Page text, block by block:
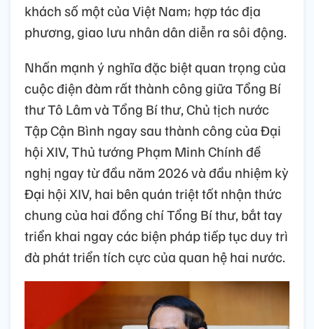
khách số một của Việt Nam; hợp tác địa
phương, giao lưu nhân dân diễn ra sôi động.
Nhấn mạnh ý nghĩa đặc biệt quan trọng của
cuộc điện đàm rất thành công giữa Tổng Bí
thư Tô Lâm và Tổng Bí thư, Chủ tịch nước
Tập Cận Bình ngay sau thành công của Đại
hội XIV, Thủ tướng Phạm Minh Chính đề
nghị ngay từ đầu năm 2026 và đầu nhiệm kỳ
Đại hội XIV, hai bên quán triệt tốt nhận thức
chung của hai đồng chí Tổng Bí thư, bắt tay
triển khai ngay các biện pháp tiếp tục duy trì
đà phát triển tích cực của quan hệ hai nước.